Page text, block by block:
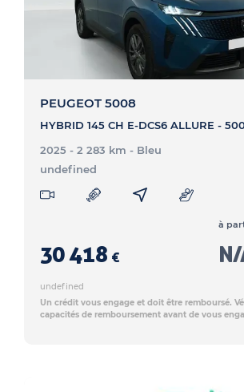
PEUGEOT 5008
2025 - 2 283 km - Bleu
undefined
30 418 €
à
undefined
Un crédit vous engage et doit être remboursé.
capacités de remboursement avant de vous